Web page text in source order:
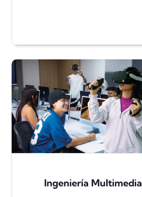
Ingeniería Multimedia